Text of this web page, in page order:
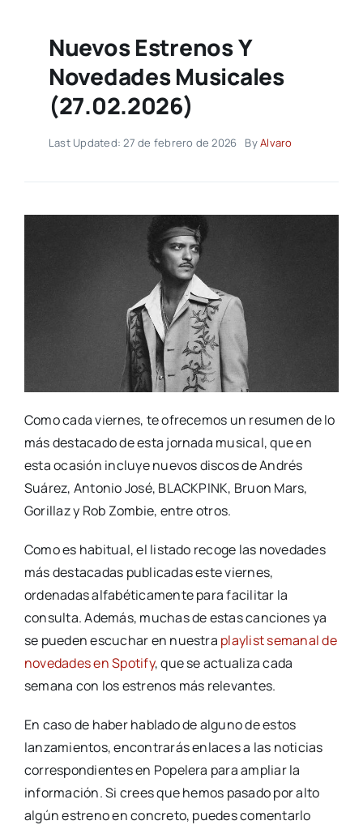
Nuevos Estrenos Y
Novedades Musicales
(27.02.2026)
Last Updated: 27 de febrero de 2026 ByAlvaro
Como cada viernes, te ofrecemos un resumen de lo
más destacado de esta jornada musical, que en
esta ocasión incluye nuevos discos de Andrés
Suárez, Antonio José, BLACKPINK, Bruon Mars,
Gorillaz y Rob Zombie, entre otros.
Como es habitual, el listado recoge las novedades
más destacadas publicadas este viernes,
ordenadas alfabéticamente para facilitar la
consulta. Además, muchas de estas canciones ya
se pueden escuchar en nuestra playlist semanal de
novedades en Spotify, que se actualiza cada
semana con los estrenos más relevantes.
En caso de haber hablado de alguno de estos
lanzamientos, encontrarás enlaces a las noticias
correspondientes en Popelera para ampliar la
información. Si crees que hemos pasado por alto
algún estreno en concreto, puedes comentarlo